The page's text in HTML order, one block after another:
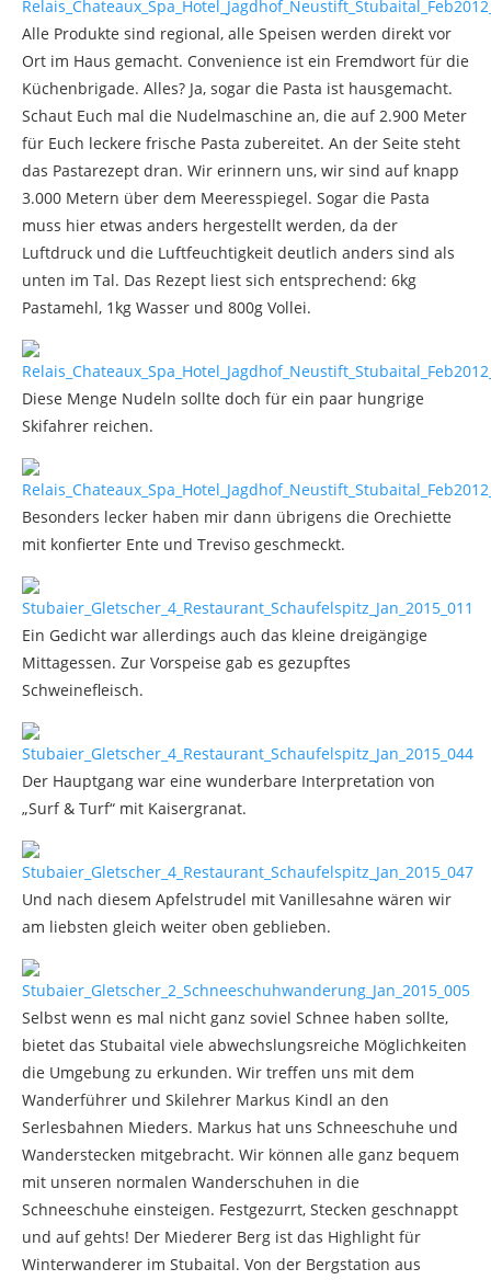
Alle Produkte sind regional, alle Speisen werden direkt vor
Ort im Haus gemacht. Convenience ist ein Fremdwort für die
Küchenbrigade. Alles? Ja, sogar die Pasta ist hausgemacht.
Schaut Euch mal die Nudelmaschine an, die auf 2.900 Meter
für Euch leckere frische Pasta zubereitet. An der Seite steht
das Pastarezept dran. Wir erinnern uns, wir sind auf knapp
3.000 Metern über dem Meeresspiegel. Sogar die Pasta
muss hier etwas anders hergestellt werden, da der
Luftdruck und die Luftfeuchtigkeit deutlich anders sind als
unten im Tal. Das Rezept liest sich entsprechend: 6kg
Pastamehl, 1kg Wasser und 800g Vollei.
Diese Menge Nudeln sollte doch für ein paar hungrige
Skifahrer reichen.
Besonders lecker haben mir dann übrigens die Orechiette
mit konfierter Ente und Treviso geschmeckt.
Ein Gedicht war allerdings auch das kleine dreigängige
Mittagessen. Zur Vorspeise gab es gezupftes
Schweinefleisch.
Der Hauptgang war eine wunderbare Interpretation von
„Surf & Turf“ mit Kaisergranat.
Und nach diesem Apfelstrudel mit Vanillesahne wären wir
am liebsten gleich weiter oben geblieben.
Selbst wenn es mal nicht ganz soviel Schnee haben sollte,
bietet das Stubaital viele abwechslungsreiche Möglichkeiten
die Umgebung zu erkunden. Wir treffen uns mit dem
Wanderführer und Skilehrer Markus Kindl an den
Serlesbahnen Mieders. Markus hat uns Schneeschuhe und
Wanderstecken mitgebracht. Wir können alle ganz bequem
mit unseren normalen Wanderschuhen in die
Schneeschuhe einsteigen. Festgezurrt, Stecken geschnappt
und auf gehts! Der Miederer Berg ist das Highlight für
Winterwanderer im Stubaital. Von der Bergstation aus